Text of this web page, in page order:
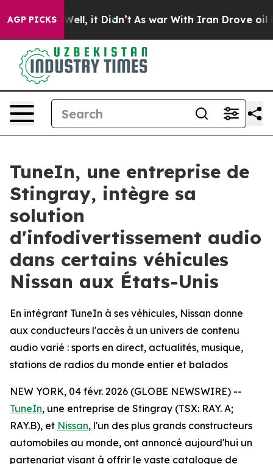
AGP PICKS
40%. Well, it Didn’t As war With Iran Drove oil
TuneIn, une entreprise de
Stingray, intègre sa
solution
d'infodivertissement audio
dans certains véhicules
Nissan aux États-Unis
En intégrant TuneIn à ses véhicules, Nissan donne
aux conducteurs l'accès à un univers de contenu
audio varié : sports en direct, actualités, musique,
stations de radios du monde entier et balados
NEW YORK, 04 févr. 2026 (GLOBE NEWSWIRE) --
TuneIn, une entreprise de Stingray (TSX: RAY. A;
RAY.B), et Nissan, l'un des plus grands constructeurs
automobiles au monde, ont annoncé aujourd'hui un
partenariat visant à offrir le vaste catalogue de